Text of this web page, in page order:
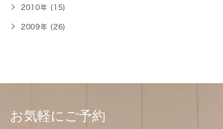
2010年 (15)
2009年 (26)
お気軽にご予約